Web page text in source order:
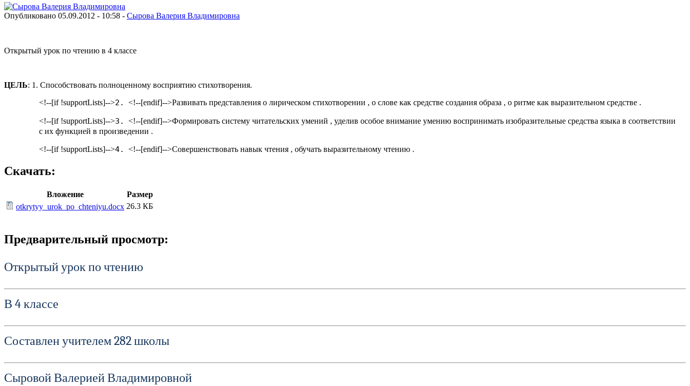
Опубликовано 05.09.2012 - 10:58 - Сырова Валерия Владимировна
Открытый урок по чтению в 4 классе
ЦЕЛЬ: 1. Способствовать полноценному восприятию стихотворения.
<!--[if !supportLists]-->2. <!--[endif]-->Развивать представления о лирическом стихотворении , о слове как средстве создания образа , о ритме как выразительном средстве .
<!--[if !supportLists]-->3.
<!--[endif]-->Формировать систему читательских умений , уделив особое внимание умению воспринимать изобразительные средства языка в соответствии
с их функцией в произ­ведении .
<!--[if !supportLists]-->4. <!--[endif]-->Совершенствовать навык чтения , обучать выразитель­ному чтению .
Скачать:
Вложение
Размер
otkrytyy_urok_po_chteniyu.docx 26.3 КБ
Предварительный просмотр:
Открытый урок по чтению
В 4 классе
Составлен учителем 282 школы
Сыровой Валерией Владимировной